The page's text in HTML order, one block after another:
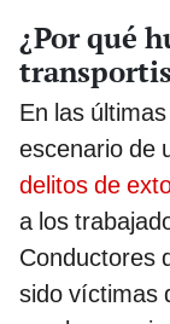
¿Por qué
En las
escenario de
delitos de
a los
Conductores
sido víctimas